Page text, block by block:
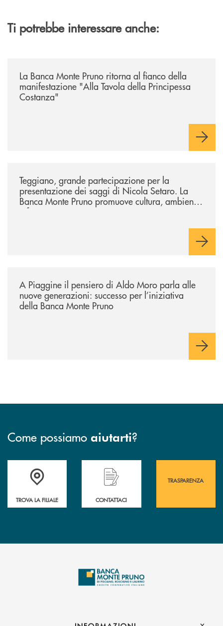
Ti potrebbe interessare anche:
La Banca Monte Pruno ritorna al fianco della
manifestazione "Alla Tavola della Principessa
Costanza"
Teggiano, grande partecipazione per la
presentazione dei saggi di Nicola Setaro. La
Banca Monte Pruno promuove cultura, ambiente
e futuro
A Piaggine il pensiero di Aldo Moro parla alle
nuove generazioni: successo per l’iniziativa
della Banca Monte Pruno
Come possiamo aiutarti?
Accedi all' elenco completo&nbsp; delle&nbsp; filiali&nbsp; di Banca
TROVA LA FILIALE
Hai bisogno di assistenza immediata?
CONTATTACI
TRASPARENZA